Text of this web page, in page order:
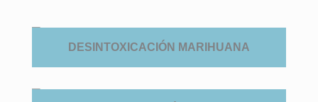
DESINTOXICACIÓN MARIHUANA